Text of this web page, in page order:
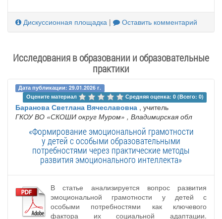
Дискуссионная площадка | Оставить комментарий
Исследования в образовании и образовательные
практики
Дата публикации: 29.01.2026 г.
Оцените материал
Средняя оценка: 0 (Всего: 0)
Баранова Светлана Вячеславовна , учитель
ГКОУ ВО «СКОШИ округ Муром» , Владимирская обл
«Формирование эмоциональной грамотности
у детей с особыми образовательными
потребностями через практические методы
развития эмоционального интеллекта»
В статье анализируется вопрос развития
эмоциональной грамотности у детей с
особыми потребностями как ключевого
фактора их социальной адаптации.